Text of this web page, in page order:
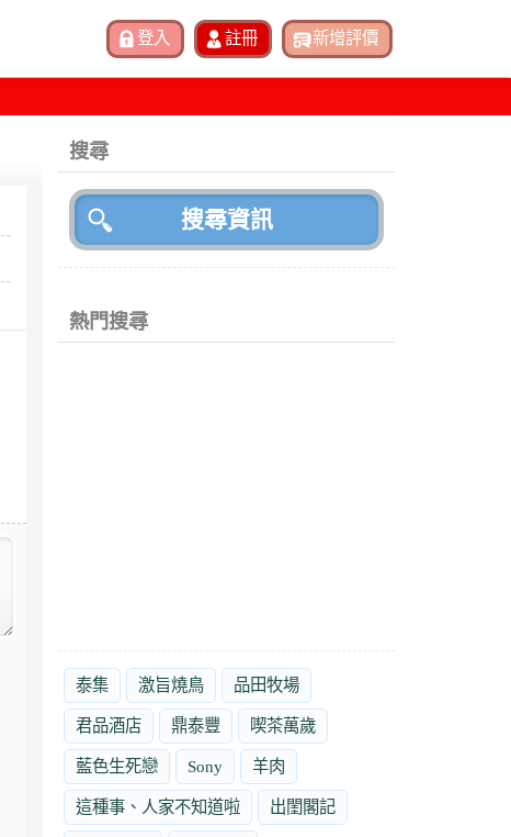
搜尋
熱門搜尋
泰集 激旨燒鳥 品田牧場
君品酒店 鼎泰豐 喫茶萬歲
藍色生死戀 Sony 羊肉
這種事、人家不知道啦 出閨閣記